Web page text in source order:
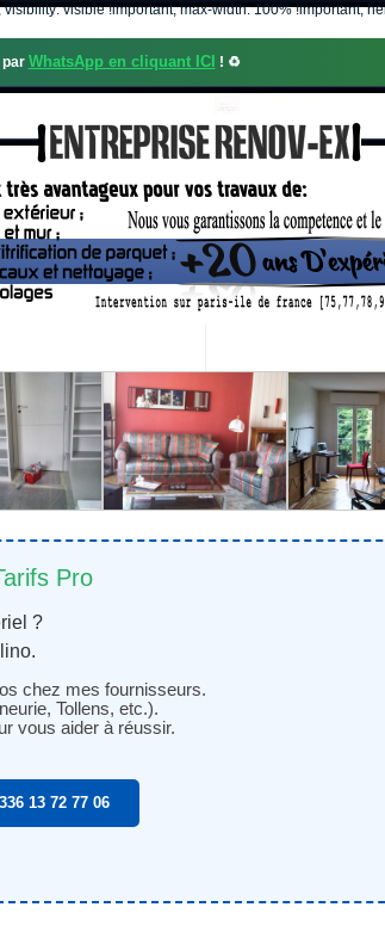
visible !important; max-width: 100% !important;
par WhatsApp en cliquant ICI ! ♻️
Pro
?
chez mes fournisseurs.
Tollens, etc.).
vous aider à réussir.
13 72 77 06